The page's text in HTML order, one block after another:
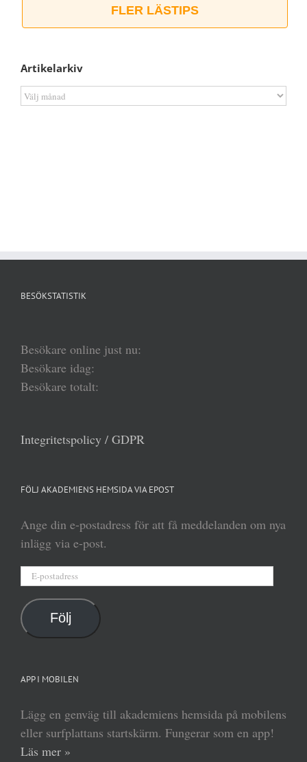
FLER LÄSTIPS
Artikelarkiv
Artikelarkiv
BESÖKSTATISTIK
Besökare online just nu:
Besökare idag:
Besökare totalt:
Integritetspolicy / GDPR
FÖLJ AKADEMIENS HEMSIDA VIA EPOST
Ange din e-postadress för att få meddelanden om nya
inlägg via e-post.
postadress
Följ
APP I MOBILEN
Lägg en genväg till akademiens hemsida på mobilens
eller surfplattans startskärm. Fungerar som en app!
Läs mer »